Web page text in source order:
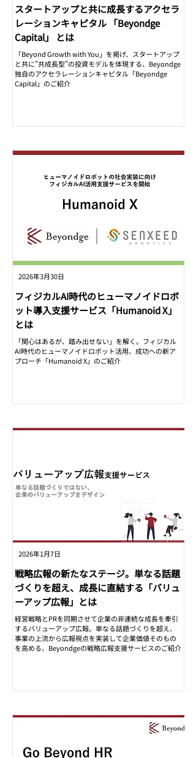
スタートアップと共に成長するアクセラ
レーションキャピタル 「Beyondge
Capital」 とは
「Beyond Growth with You」を掲げ、スタートアップ
と共に"共成長型"の投資モデルを体現する、Beyondge
独自のアクセラレーションキャピタル「Beyondge
Capital」のご紹介
2026年3月30日
フィジカルAI時代のヒューマノイドロボ
ット導入支援サービス「Humanoid X」
とは
「関心はあるが、踏み出せない」を解く。フィジカル
AI時代のヒューマノイドロボット活用、成功への新ア
プローチ「Humanoid X」のご紹介
2026年1月7日
戦略広報の新たなステージ。単なる話題
づくりを超え、成長に直結する「バリュ
ーアップ広報」とは
経営戦略とPRを同期させて企業の非連続な成長を牽引
するバリューアップ広報。単なる話題づくりを超え、
事業の上流から広報視点を実装して企業価値そのもの
を高める、Beyondgeの戦略広報支援サービスのご紹介